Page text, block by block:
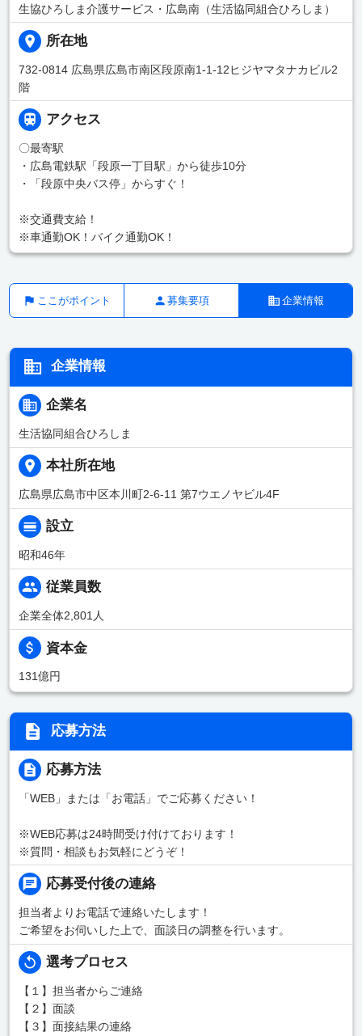
生協ひろしま介護サービス・広島南（生活協同組合ひろしま）
所在地
732-0814 広島県広島市南区段原南1-1-12ヒジヤマタナカビル2
階
アクセス
〇最寄駅
・広島電鉄駅「段原一丁目駅」から徒歩10分
・「段原中央バス停」からすぐ！
※交通費支給！
※車通勤OK！バイク通勤OK！
ここがポイント 募集要項 企業情報
企業情報
企業名
生活協同組合ひろしま
本社所在地
広島県広島市中区本川町2-6-11 第7ウエノヤビル4F
設立
昭和46年
従業員数
企業全体2,801人
資本金
131億円
応募方法
応募方法
「WEB」または「お電話」でご応募ください！
※WEB応募は24時間受け付けております！
※質問・相談もお気軽にどうぞ！
応募受付後の連絡
担当者よりお電話で連絡いたします！
ご希望をお伺いした上で、面談日の調整を行います。
選考プロセス
【１】担当者からご連絡
【２】面談
【３】面接結果の連絡